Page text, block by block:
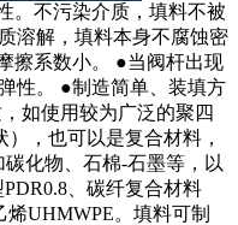
。不污染介质，填料不被
溶解，填料本身不腐蚀密
擦系数小。 ●当阀杆出现
性。 ●制造简单、装填方
如使用较为广泛的聚四
，也可以是复合材料，
碳化物、石棉-石墨等，以
、碳纤复合材料
UHMWPE。填料可制